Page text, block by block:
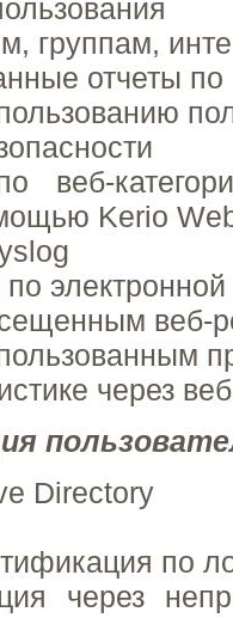
группам,
отчеты по
веб-
Kerio
электронной
веб-
через
Directory
по
через